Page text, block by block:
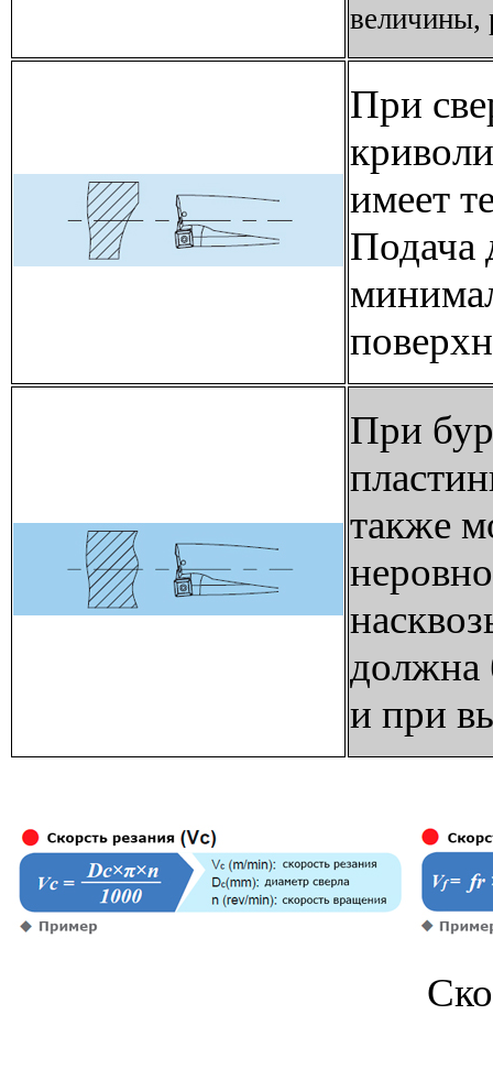
величины,
При
имеет
Подача
При
также
должна
и при